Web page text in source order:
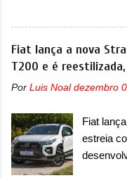
motor do
uma
poderá
modulo
nosso
certeza
ano
ganhava
Fiat lança a nova
T200 e é
Por Luis Noal dezembro
Fiat
estreia